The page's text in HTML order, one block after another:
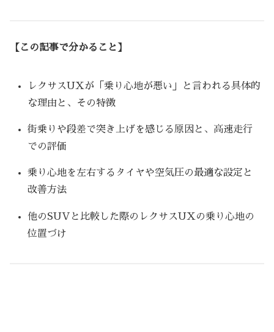
【この記事で分かること】
レクサスUXが「乗り心地が悪い」と言われる具体的
な理由と、その特徴
街乗りや段差で突き上げを感じる原因と、高速走行
での評価
乗り心地を左右するタイヤや空気圧の最適な設定と
改善方法
他のSUVと比較した際のレクサスUXの乗り心地の
位置づけ